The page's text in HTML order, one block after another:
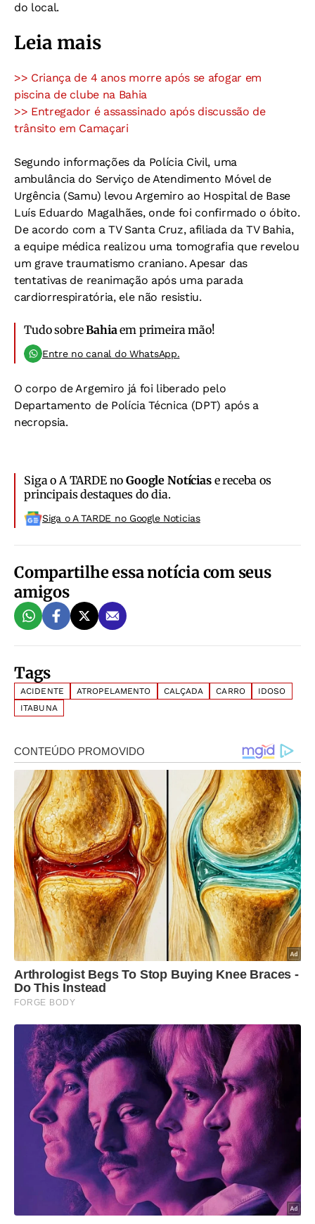
do local.
Leia mais
>> Criança de 4 anos morre após se afogar em
piscina de clube na Bahia
>> Entregador é assassinado após discussão de
trânsito em Camaçari
Segundo informações da Polícia Civil, uma
ambulância do Serviço de Atendimento Móvel de
Urgência (Samu) levou Argemiro ao Hospital de Base
Luís Eduardo Magalhães, onde foi confirmado o óbito.
De acordo com a TV Santa Cruz, afiliada da TV Bahia,
a equipe médica realizou uma tomografia que revelou
um grave traumatismo craniano. Apesar das
tentativas de reanimação após uma parada
cardiorrespiratória, ele não resistiu.
Tudo sobreBahiaem primeira mão!
Entre no canal do WhatsApp.
O corpo de Argemiro já foi liberado pelo
Departamento de Polícia Técnica (DPT) após a
necropsia.
Siga o A TARDE noGoogle Notíciase receba os
principais destaques do dia.
Siga o A TARDE no Google Noticias
Compartilhe essa notícia com seus
amigos
Tags
ACIDENTE ATROPELAMENTO CALÇADA CARRO
IDOSO
ITABUNA